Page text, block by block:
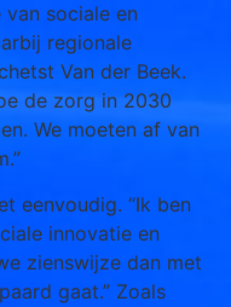
sociale en
regionale
Van der Beek.
de zorg in 2030
We moeten af van
eenvoudig. “Ik ben
innovatie en
zienswijze dan met
gaat.” Zoals